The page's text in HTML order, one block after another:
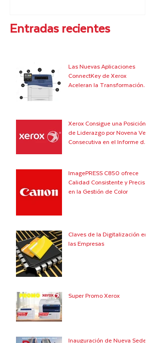
Entradas recientes
Las Nuevas Aplicaciones
ConnectKey de Xerox
Aceleran la Transformación
Xerox Consigue una Posición
de Liderazgo por Novena Vez
Consecutiva en el Informe de
ImagePRESS C850 ofrece
Calidad Consistente y Precisa
en la Gestión de Color
Claves de la Digitalización en
las Empresas
Super Promo Xerox
Inauguración de Nueva Sede